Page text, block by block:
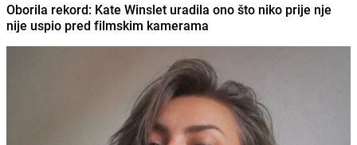
Oborila rekord: Kate Winslet uradila ono što niko prije nje
nije uspio pred filmskim kamerama